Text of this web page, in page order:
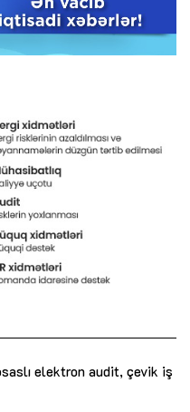
elektron audit, çevik iş